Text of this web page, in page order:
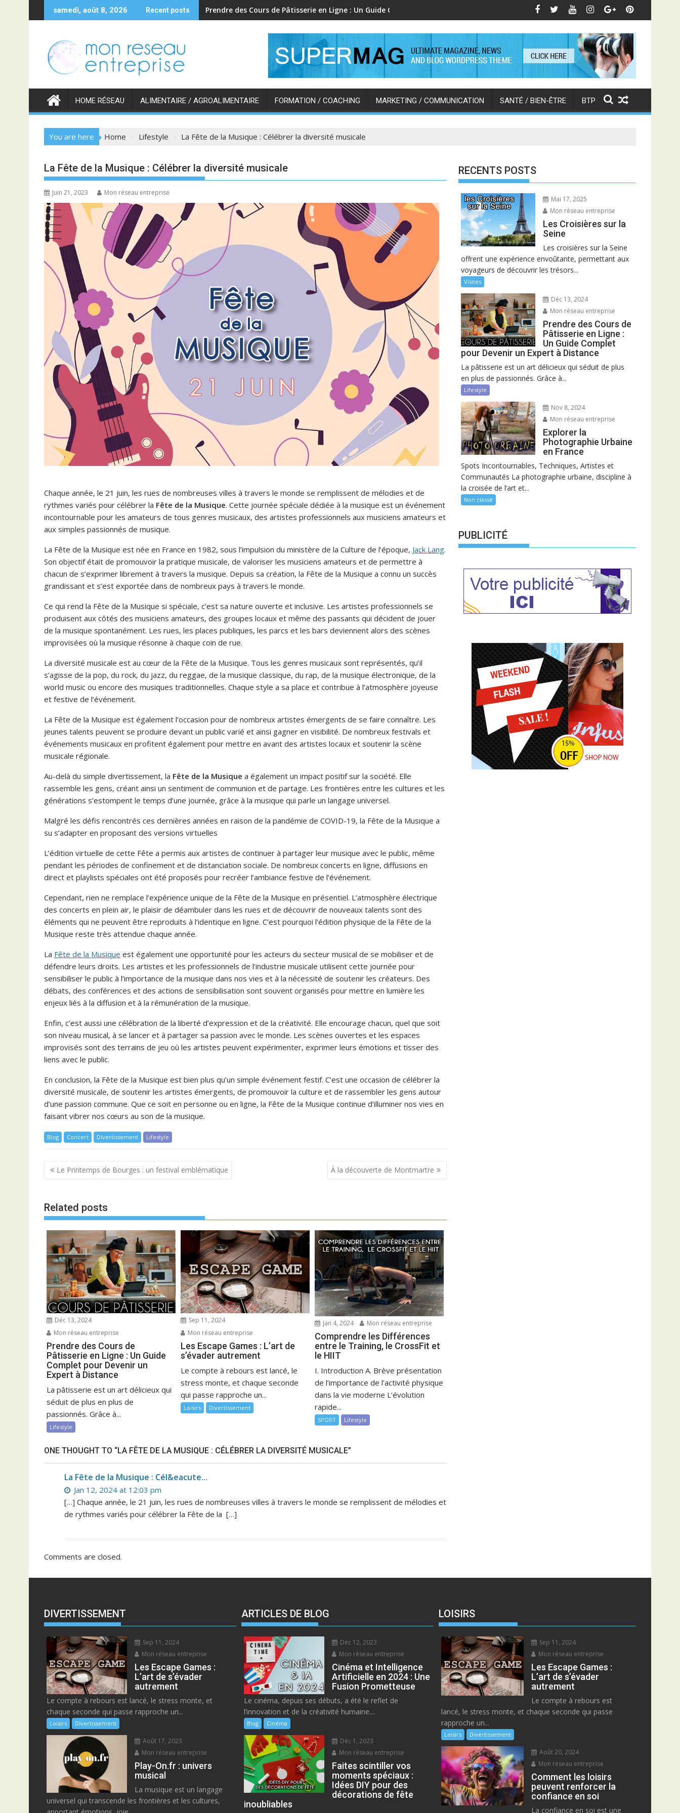
to
samedi, août 8, 2026 Recent posts Prendre des Cours de Pâtisserie en Ligne : Un Guide Complet pour Devenir un Expert à Distance
HOME RÉSEAU ALIMENTAIRE / AGROALIMENTAIRE FORMATION / COACHING MARKETING / COMMUNICATION SANTÉ / BIEN-ÊTRE BTP
You are here Home Lifestyle La Fête de la Musique : Célébrer la diversité musicale
La Fête de la Musique : Célébrer la diversité musicale
Juin 21, 2023 Mon réseau entreprise
Chaque année, le 21 juin, les rues de nombreuses villes à travers le monde se remplissent de mélodies et de
rythmes variés pour célébrer la Fête de la Musique. Cette journée spéciale dédiée à la musique est un événement
incontournable pour les amateurs de tous genres musicaux, des artistes professionnels aux musiciens amateurs et
aux simples passionnés de musique.
La Fête de la Musique est née en France en 1982, sous l’impulsion du ministère de la Culture de l’époque, Jack Lang.
Son objectif était de promouvoir la pratique musicale, de valoriser les musiciens amateurs et de permettre à
chacun de s’exprimer librement à travers la musique. Depuis sa création, la Fête de la Musique a connu un succès
grandissant et s’est exportée dans de nombreux pays à travers le monde.
Ce qui rend la Fête de la Musique si spéciale, c’est sa nature ouverte et inclusive. Les artistes professionnels se
produisent aux côtés des musiciens amateurs, des groupes locaux et même des passants qui décident de jouer
de la musique spontanément. Les rues, les places publiques, les parcs et les bars deviennent alors des scènes
improvisées où la musique résonne à chaque coin de rue.
La diversité musicale est au cœur de la Fête de la Musique. Tous les genres musicaux sont représentés, qu’il
s’agisse de la pop, du rock, du jazz, du reggae, de la musique classique, du rap, de la musique électronique, de la
world music ou encore des musiques traditionnelles. Chaque style a sa place et contribue à l’atmosphère joyeuse
et festive de l’événement.
La Fête de la Musique est également l’occasion pour de nombreux artistes émergents de se faire connaître. Les
jeunes talents peuvent se produire devant un public varié et ainsi gagner en visibilité. De nombreux festivals et
événements musicaux en profitent également pour mettre en avant des artistes locaux et soutenir la scène
musicale régionale.
Au-delà du simple divertissement, la Fête de la Musique a également un impact positif sur la société. Elle
rassemble les gens, créant ainsi un sentiment de communion et de partage. Les frontières entre les cultures et les
générations s’estompent le temps d’une journée, grâce à la musique qui parle un langage universel.
Malgré les défis rencontrés ces dernières années en raison de la pandémie de COVID-19, la Fête de la Musique a
su s’adapter en proposant des versions virtuelles
L’édition virtuelle de cette Fête a permis aux artistes de continuer à partager leur musique avec le public, même
pendant les périodes de confinement et de distanciation sociale. De nombreux concerts en ligne, diffusions en
direct et playlists spéciales ont été proposés pour recréer l’ambiance festive de l’événement.
Cependant, rien ne remplace l’expérience unique de la Fête de la Musique en présentiel. L’atmosphère électrique
des concerts en plein air, le plaisir de déambuler dans les rues et de découvrir de nouveaux talents sont des
éléments qui ne peuvent être reproduits à l’identique en ligne. C’est pourquoi l’édition physique de la Fête de la
Musique reste très attendue chaque année.
La Fête de la Musique est également une opportunité pour les acteurs du secteur musical de se mobiliser et de
défendre leurs droits. Les artistes et les professionnels de l’industrie musicale utilisent cette journée pour
sensibiliser le public à l’importance de la musique dans nos vies et à la nécessité de soutenir les créateurs. Des
débats, des conférences et des actions de sensibilisation sont souvent organisés pour mettre en lumière les
enjeux liés à la diffusion et à la rémunération de la musique.
Enfin, c’est aussi une célébration de la liberté d’expression et de la créativité. Elle encourage chacun, quel que soit
son niveau musical, à se lancer et à partager sa passion avec le monde. Les scènes ouvertes et les espaces
improvisés sont des terrains de jeu où les artistes peuvent expérimenter, exprimer leurs émotions et tisser des
liens avec le public.
En conclusion, la Fête de la Musique est bien plus qu’un simple événement festif. C’est une occasion de célébrer la
diversité musicale, de soutenir les artistes émergents, de promouvoir la culture et de rassembler les gens autour
d’une passion commune. Que ce soit en personne ou en ligne, la Fête de la Musique continue d’illuminer nos vies en
faisant vibrer nos cœurs au son de la musique.
Blog Concert Divertissement Lifestyle
Navigation
de
Le Printemps de Bourges : un festival emblématique À la découverte de Montmartre
Related posts
Déc 13, 2024
Mon réseau entreprise
Prendre des Cours de
Pâtisserie en Ligne : Un Guide
Complet pour Devenir un
Expert à Distance
La pâtisserie est un art délicieux qui
séduit de plus en plus de
passionnés. Grâce à...
Lifestyle
Sep 11, 2024
Mon réseau entreprise
Les Escape Games : L’art de
s’évader autrement
Le compte à rebours est lancé, le
stress monte, et chaque seconde
qui passe rapproche un...
Loisirs Divertissement
Jan 4, 2024 Mon réseau entreprise
Comprendre les Différences
entre le Training, le CrossFit et
le HIIT
I. Introduction A. Brève présentation
de l’importance de l’activité physique
dans la vie moderne L’évolution
rapide...
SPORT Lifestyle
ONE THOUGHT TO “LA FÊTE DE LA MUSIQUE : CÉLÉBRER LA DIVERSITÉ MUSICALE”
La Fête de la Musique : Cél&eacute...
Jan 12, 2024 at 12:03 pm
[…] Chaque année, le 21 juin, les rues de nombreuses villes à travers le monde se remplissent de mélodies et
de rythmes variés pour célébrer la Fête de la […]
Comments are closed.
RECENTS POSTS
Mai 17, 2025
Mon réseau entreprise
Les Croisières sur la
Seine
Les croisières sur la Seine
offrent une expérience envoûtante, permettant aux
voyageurs de découvrir les trésors...
Visites
Déc 13, 2024
Mon réseau entreprise
Prendre des Cours de
Pâtisserie en Ligne :
Un Guide Complet
pour Devenir un Expert à Distance
La pâtisserie est un art délicieux qui séduit de plus
en plus de passionnés. Grâce à...
Lifestyle
Nov 8, 2024
Mon réseau entreprise
Explorer la
Photographie Urbaine
en France
Spots Incontournables, Techniques, Artistes et
Communautés La photographie urbaine, discipline à
la croisée de l’art et...
Non classé
PUBLICITÉ
DIVERTISSEMENT
Sep 11, 2024
Mon réseau entreprise
Les Escape Games :
L’art de s’évader
autrement
Le compte à rebours est lancé, le stress monte, et
chaque seconde qui passe rapproche un...
Loisirs Divertissement
Août 17, 2023
Mon réseau entreprise
Play-On.fr : univers
musical
La musique est un langage
universel qui transcende les frontières et les cultures,
ARTICLES DE BLOG
Déc 12, 2023
Mon réseau entreprise
Cinéma et Intelligence
Artificielle en 2024 : Une
Fusion Prometteuse
Le cinéma, depuis ses débuts, a été le reflet de
l’innovation et de la créativité humaine....
Blog Cinéma
Déc 1, 2023
Mon réseau entreprise
Faites scintiller vos
moments spéciaux :
Idées DIY pour des
décorations de fête
inoubliables
LOISIRS
Sep 11, 2024
Mon réseau entreprise
Les Escape Games :
L’art de s’évader
autrement
Le compte à rebours est
lancé, le stress monte, et chaque seconde qui passe
rapproche un...
Loisirs Divertissement
Août 20, 2024
Mon réseau entreprise
Comment les loisirs
peuvent renforcer la
confiance en soi
La confiance en soi est une